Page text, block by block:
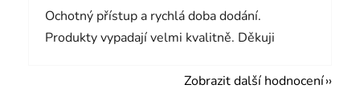
Ochotný přístup a rychlá doba dodání.
Produkty vypadají velmi kvalitně. Děkuji
Zobrazit další hodnocení